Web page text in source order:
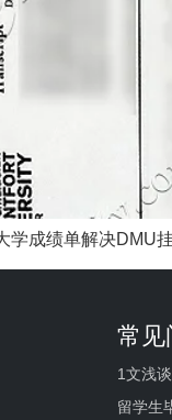
学成绩单解决DMU
常见
1文浅
留学生